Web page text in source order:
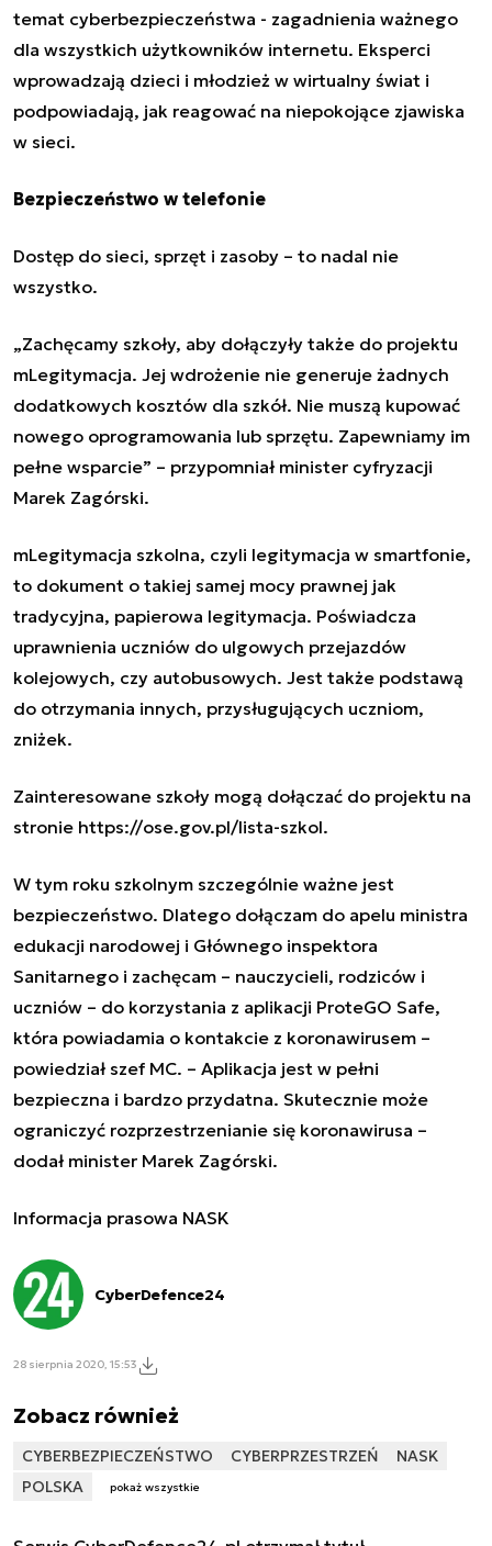
temat cyberbezpieczeństwa - zagadnienia ważnego
dla wszystkich użytkowników internetu. Eksperci
wprowadzają dzieci i młodzież w wirtualny świat i
podpowiadają, jak reagować na niepokojące zjawiska
w sieci.
Bezpieczeństwo w telefonie
Dostęp do sieci, sprzęt i zasoby – to nadal nie
wszystko.
„Zachęcamy szkoły, aby dołączyły także do projektu
mLegitymacja. Jej wdrożenie nie generuje żadnych
dodatkowych kosztów dla szkół. Nie muszą kupować
nowego oprogramowania lub sprzętu. Zapewniamy im
pełne wsparcie” – przypomniał minister cyfryzacji
Marek Zagórski.
mLegitymacja szkolna, czyli legitymacja w smartfonie,
to dokument o takiej samej mocy prawnej jak
tradycyjna, papierowa legitymacja. Poświadcza
uprawnienia uczniów do ulgowych przejazdów
kolejowych, czy autobusowych. Jest także podstawą
do otrzymania innych, przysługujących uczniom,
zniżek.
Zainteresowane szkoły mogą dołączać do projektu na
stronie https://ose.gov.pl/lista-szkol.
W tym roku szkolnym szczególnie ważne jest
bezpieczeństwo. Dlatego dołączam do apelu ministra
edukacji narodowej i Głównego inspektora
Sanitarnego i zachęcam – nauczycieli, rodziców i
uczniów – do korzystania z aplikacji ProteGO Safe,
która powiadamia o kontakcie z koronawirusem –
powiedział szef MC. – Aplikacja jest w pełni
bezpieczna i bardzo przydatna. Skutecznie może
ograniczyć rozprzestrzenianie się koronawirusa –
dodał minister Marek Zagórski.
Informacja prasowa NASK
CyberDefence24
28 sierpnia 2020, 15:53
Zobacz również
CYBERBEZPIECZEŃSTWO CYBERPRZESTRZEŃ
NASK
POLSKA
pokaż wszystkie